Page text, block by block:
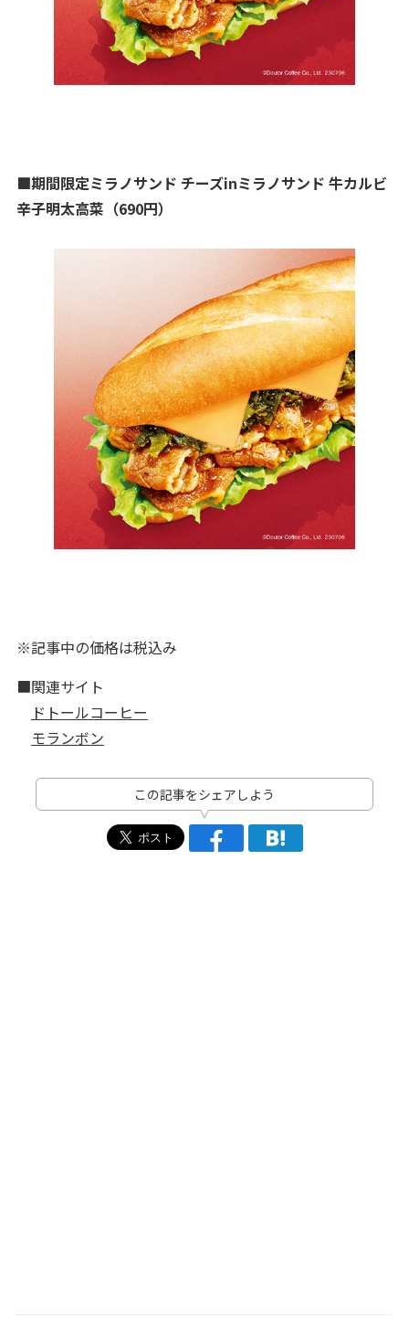
■期間限定ミラノサンド チーズinミラノサンド 牛カルビ
辛子明太高菜（690円）
※記事中の価格は税込み
■関連サイト
ドトールコーヒー
モランボン
この記事をシェアしよう